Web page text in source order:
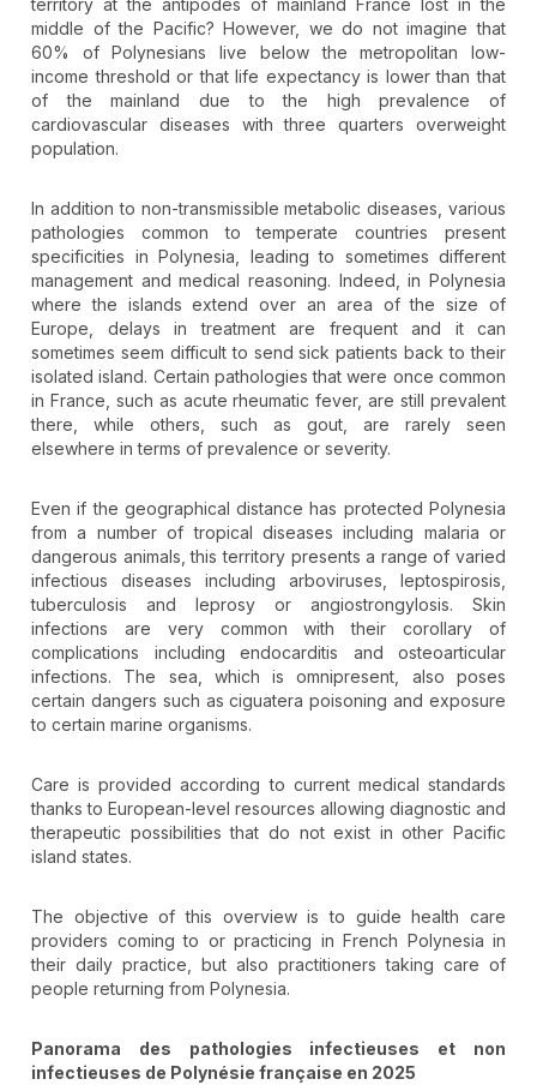
territory at the antipodes of mainland France lost in the
middle of the Pacific? However, we do not imagine that
60% of Polynesians live below the metropolitan low-
income threshold or that life expectancy is lower than that
of the mainland due to the high prevalence of
cardiovascular diseases with three quarters overweight
population.
In addition to non-transmissible metabolic diseases, various
pathologies common to temperate countries present
specificities in Polynesia, leading to sometimes different
management and medical reasoning. Indeed, in Polynesia
where the islands extend over an area of the size of
Europe, delays in treatment are frequent and it can
sometimes seem difficult to send sick patients back to their
isolated island. Certain pathologies that were once common
in France, such as acute rheumatic fever, are still prevalent
there, while others, such as gout, are rarely seen
elsewhere in terms of prevalence or severity.
Even if the geographical distance has protected Polynesia
from a number of tropical diseases including malaria or
dangerous animals, this territory presents a range of varied
infectious diseases including arboviruses, leptospirosis,
tuberculosis and leprosy or angiostrongylosis. Skin
infections are very common with their corollary of
complications including endocarditis and osteoarticular
infections. The sea, which is omnipresent, also poses
certain dangers such as ciguatera poisoning and exposure
to certain marine organisms.
Care is provided according to current medical standards
thanks to European-level resources allowing diagnostic and
therapeutic possibilities that do not exist in other Pacific
island states.
The objective of this overview is to guide health care
providers coming to or practicing in French Polynesia in
their daily practice, but also practitioners taking care of
people returning from Polynesia.
Panorama des pathologies infectieuses et non
infectieuses de Polynésie française en 2025